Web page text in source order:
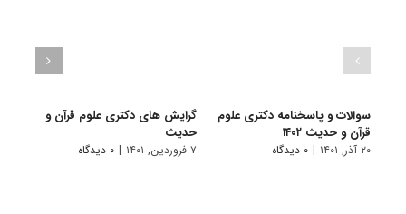
سوالات و پاسخنامه دکتری علوم
قرآن و حدیث ۱۴۰۲
۲۰ آذر, ۱۴۰۱ | ۰ دیدگاه
گرایش های دکتری ﻋﻠﻮم ﻗﺮآن و
ﺣﺪﻳﺚ
۷ فروردین, ۱۴۰۱ | ۰ دیدگاه